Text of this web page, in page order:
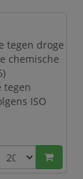
stormflap
trekken
tegen droge
chemische
tegen
ISO
materiaal
trekken en